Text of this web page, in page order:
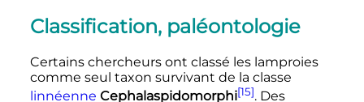
Classification, paléontologie
Certains chercheurs ont classé les lamproies
comme seul taxon survivant de la classe
linnéenne Cephalaspidomorphi[15]. Des